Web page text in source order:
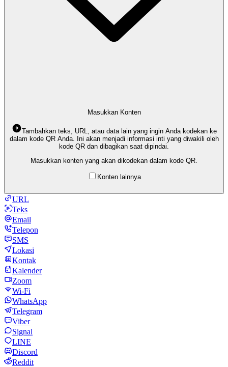
Masukkan Konten
Tambahkan teks, URL, atau data lain yang ingin Anda kodekan ke
dalam kode QR Anda. Ini akan menjadi informasi inti yang diwakili oleh
kode QR dan dibagikan saat dipindai.
Masukkan konten yang akan dikodekan dalam kode QR.
Konten lainnya
URL
Teks
Email
Telepon
SMS
Lokasi
Kontak
Kalender
Zoom
Wi-Fi
WhatsApp
Telegram
Viber
Signal
LINE
Discord
Reddit